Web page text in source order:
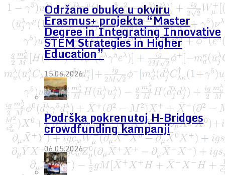
Održane obuke u okviru
Erasmus+ projekta “Master
Degree in Integrating Innovative
STEM Strategies in Higher
Education”
15.06.2026.
Podrška pokrenutoj H-Bridges
crowdfunding kampanji
06.05.2026.